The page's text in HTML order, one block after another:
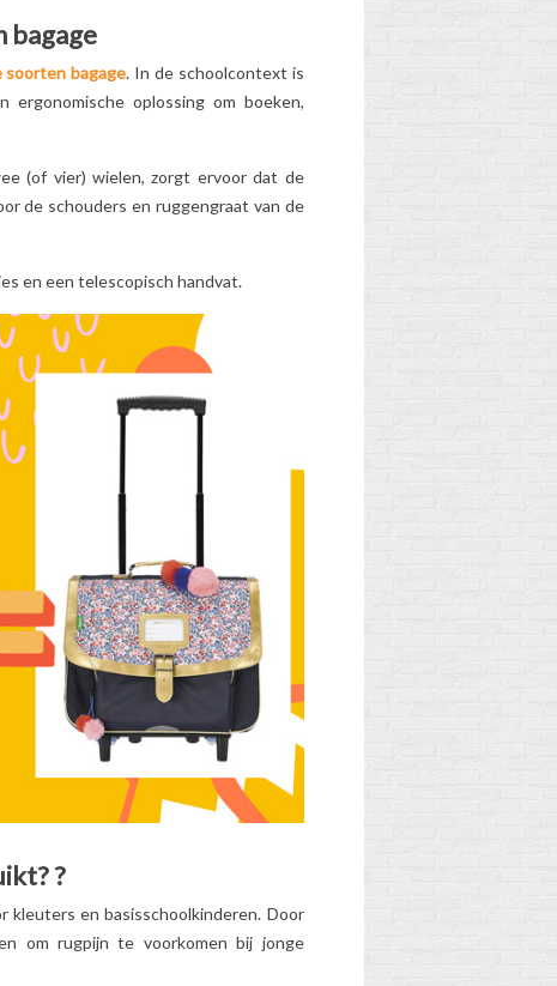
WAARGEBEURDE
VERHAAL VAN
Aimé
"Een lieveheersbeestje,
geluksbrenger, magische
dame en geluksvrouw!"
Hoor je dit refrein de
Lees meer
UW KIND
VERVANGEN?
bagage
soorten bagage. In de schoolcontext is
oplossing om boeken,
(of vier) wielen, zorgt ervoor dat de
de schouders en ruggengraat van de
en een telescopisch handvat.
?
kleuters en basisschoolkinderen. Door
om rugpijn te voorkomen bij jonge